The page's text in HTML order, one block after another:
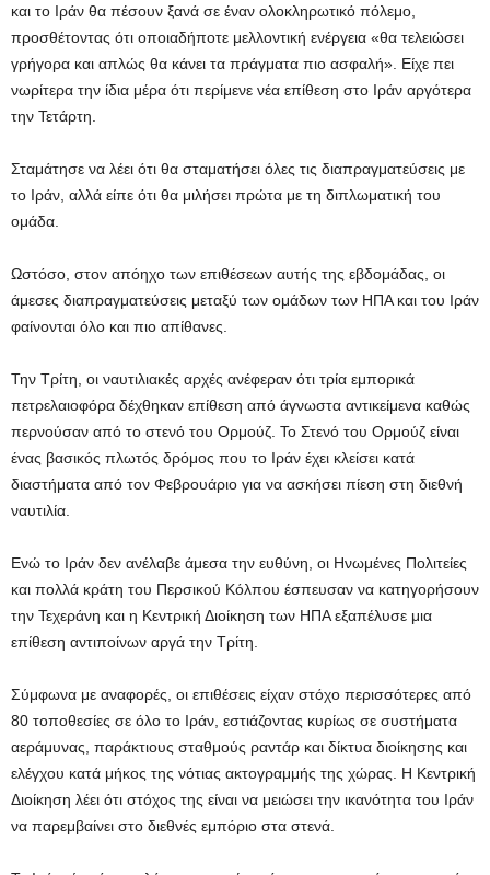
και το Ιράν θα πέσουν ξανά σε έναν ολοκληρωτικό πόλεμο,
προσθέτοντας ότι οποιαδήποτε μελλοντική ενέργεια «θα τελειώσει
γρήγορα και απλώς θα κάνει τα πράγματα πιο ασφαλή». Είχε πει
νωρίτερα την ίδια μέρα ότι περίμενε νέα επίθεση στο Ιράν αργότερα
την Τετάρτη.
Σταμάτησε να λέει ότι θα σταματήσει όλες τις διαπραγματεύσεις με
το Ιράν, αλλά είπε ότι θα μιλήσει πρώτα με τη διπλωματική του
ομάδα.
Ωστόσο, στον απόηχο των επιθέσεων αυτής της εβδομάδας, οι
άμεσες διαπραγματεύσεις μεταξύ των ομάδων των ΗΠΑ και του Ιράν
φαίνονται όλο και πιο απίθανες.
Την Τρίτη, οι ναυτιλιακές αρχές ανέφεραν ότι τρία εμπορικά
πετρελαιοφόρα δέχθηκαν επίθεση από άγνωστα αντικείμενα καθώς
περνούσαν από το στενό του Ορμούζ. Το Στενό του Ορμούζ είναι
ένας βασικός πλωτός δρόμος που το Ιράν έχει κλείσει κατά
διαστήματα από τον Φεβρουάριο για να ασκήσει πίεση στη διεθνή
ναυτιλία.
Ενώ το Ιράν δεν ανέλαβε άμεσα την ευθύνη, οι Ηνωμένες Πολιτείες
και πολλά κράτη του Περσικού Κόλπου έσπευσαν να κατηγορήσουν
την Τεχεράνη και η Κεντρική Διοίκηση των ΗΠΑ εξαπέλυσε μια
επίθεση αντιποίνων αργά την Τρίτη.
Σύμφωνα με αναφορές, οι επιθέσεις είχαν στόχο περισσότερες από
80 τοποθεσίες σε όλο το Ιράν, εστιάζοντας κυρίως σε συστήματα
αεράμυνας, παράκτιους σταθμούς ραντάρ και δίκτυα διοίκησης και
ελέγχου κατά μήκος της νότιας ακτογραμμής της χώρας. Η Κεντρική
Διοίκηση λέει ότι στόχος της είναι να μειώσει την ικανότητα του Ιράν
να παρεμβαίνει στο διεθνές εμπόριο στα στενά.